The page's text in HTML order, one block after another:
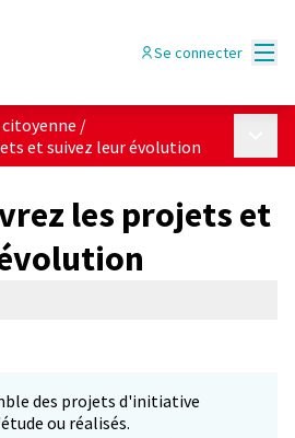
Se connecter
/
et suivez leur évolution
les projets et
des projets d'initiative
ou réalisés.